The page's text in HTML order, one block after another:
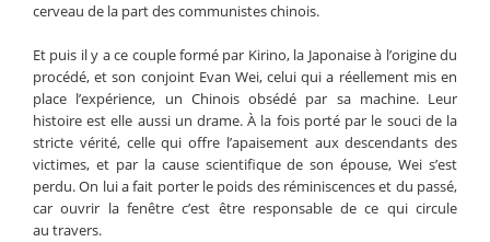
cerveau de la part des communistes chinois.
Et puis il y a ce couple formé par Kirino, la Japonaise à l’origine du
procédé, et son conjoint Evan Wei, celui qui a réellement mis en
place l’expérience, un Chinois obsédé par sa machine. Leur
histoire est elle aussi un drame. À la fois porté par le souci de la
stricte vérité, celle qui offre l’apaisement aux descendants des
victimes, et par la cause scientifique de son épouse, Wei s’est
perdu. On lui a fait porter le poids des réminiscences et du passé,
car ouvrir la fenêtre c’est être responsable de ce qui circule
au travers.